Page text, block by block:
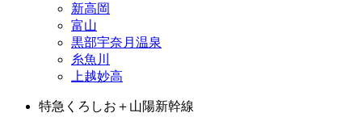
新高岡
富山
黒部宇奈月温泉
糸魚川
上越妙高
特急くろしお＋山陽新幹線